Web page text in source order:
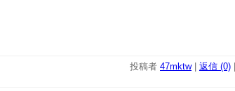
投稿者 47mktw| 返信 (0)